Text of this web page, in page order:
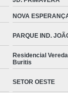
NOVA
PARQUE IND.
Residencial
Buritis
SETOR OESTE